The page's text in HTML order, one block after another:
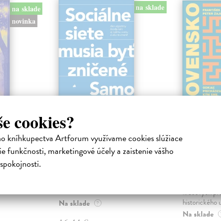
cookies?
kníhkupectva Artforum využívame cookies slúžiace
funkčnosti, marketingové účely a zaistenie vášho
na sklade
novinka
o
nejisté
na sklade
Sociálne siete musia
byť zničené
Marec Samo | Kniha
Na sklade ?
sme.
kľúčových
historického
Na sklade